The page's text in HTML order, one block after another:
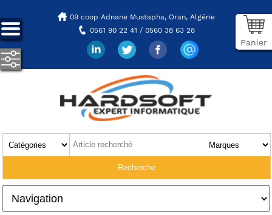
09 coop Adnane Mustapha, Oran, Algérie
0561 90 22 41 / 0560 38 63 28
Panier